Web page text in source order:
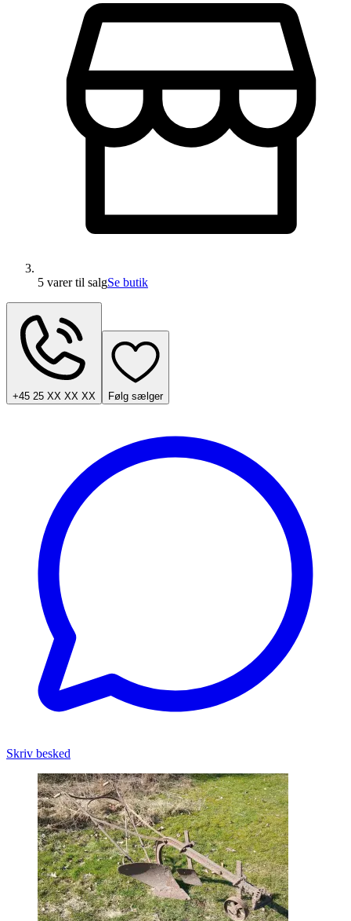
5 varertil salgSe butik
+45 25 XX XX XX Følg sælger
Skriv besked